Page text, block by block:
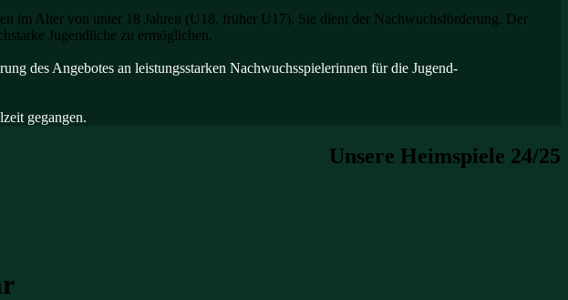
im Alter von unter 18 Jahren (U18, früher U17). Sie dient der Nachwuchsförderung. Der
Jugendliche zu ermöglichen.
des Angebotes an leistungsstarken Nachwuchsspielerinnen für die Jugend-
gegangen.
Unsere Heimspiele 24/25